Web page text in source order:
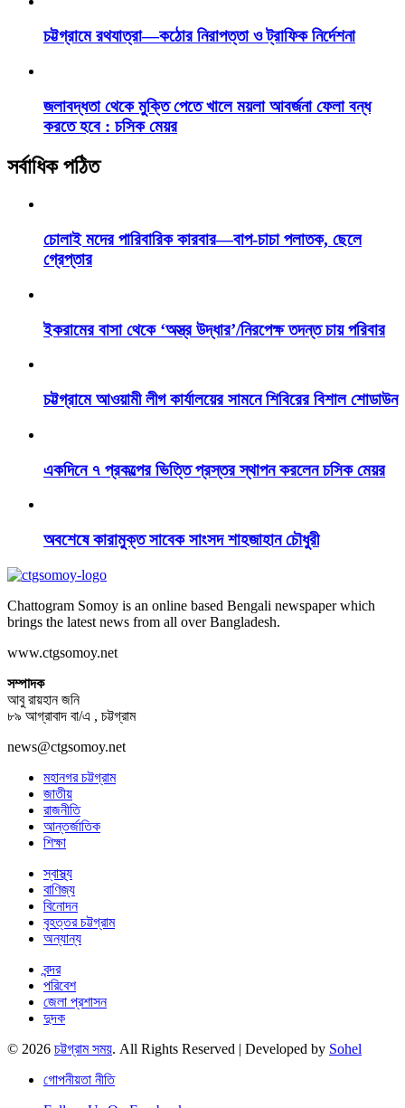
চট্টগ্রামে রথযাত্রা—কঠোর নিরাপত্তা ও ট্রাফিক নির্দেশনা
জলাবদ্ধতা থেকে মুক্তি পেতে খালে ময়লা আবর্জনা ফেলা বন্ধ
করতে হবে : চসিক মেয়র
সর্বাধিক পঠিত
চোলাই মদের পারিবারিক কারবার—বাপ-চাচা পলাতক, ছেলে
গ্রেপ্তার
ইকরামের বাসা থেকে ‘অস্ত্র উদ্ধার’/নিরপেক্ষ তদন্ত চায় পরিবার
চট্টগ্রামে আওয়ামী লীগ কার্যালয়ের সামনে শিবিরের বিশাল শোডাউন
একদিনে ৭ প্রকল্পের ভিত্তি প্রস্তর স্থাপন করলেন চসিক মেয়র
অবশেষে কারামুক্ত সাবেক সাংসদ শাহজাহান চৌধুরী
Chattogram Somoy is an online based Bengali newspaper which
brings the latest news from all over Bangladesh.
www.ctgsomoy.net
সম্পাদক
আবু রায়হান জনি
৮৯ আগ্রাবাদ বা/এ , চট্টগ্রাম
news@ctgsomoy.net
মহানগর চট্টগ্রাম
জাতীয়
রাজনীতি
আন্তর্জাতিক
শিক্ষা
স্বাস্থ্য
বাণিজ্য
বিনোদন
বৃহত্তর চট্টগ্রাম
অন্যান্য
বন্দর
পরিবেশ
জেলা প্রশাসন
দুদক
© 2026 চট্টগ্রাম সময়. All Rights Reserved | Developed by Sohel
গোপনীয়তা নীতি